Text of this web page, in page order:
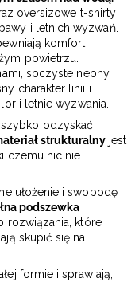
oversizowe t-shirty
i letnich wyzwań.
komfort
powietrzu.
soczyste neony
charakter linii i
i letnie wyzwania.
odzyskać
strukturalnyjest
czemu nic nie
ułożenie i swobodę
podszewka
rozwiązania, które
skupić się na
formie i sprawiają,